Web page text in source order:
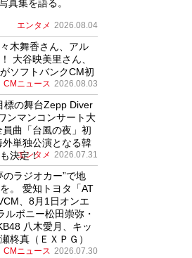
真集を語る。
エンタメ 2026.08.04
木舞香さん、アル
大谷映美里さん、
ソフトバンクCM初
CMニュース 2026.08.03
標の舞台Zepp Diver
ンマンコンサート大
曲「台風の夜」初
単独公演となる韓
決定！
エンタメ 2026.07.31
のラジオカー”で地
。 愛知トヨタ「AT
、8月1日オンエ
ボニー松田崇弥・
八木愛月、キッ
柊真（ＥＸＰＧ）
CMニュース 2026.07.30